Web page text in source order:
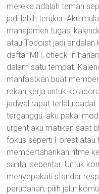
mereka adalah teman
jadi lebih terukur. Aku
manajemen tugas,
atau Todoist jadi andalan
daftar MIT, check-in
dalam satu tempat.
manfaatkan buat
rekan kerja untuk
jadwal rapat terlalu
terganggu, aku pakai
urgent aku matikan saat
fokus seperti Forest
mempertahankan ritme
santai sebentar. Untuk
menyepakati standar
perubahan, pilih jalur